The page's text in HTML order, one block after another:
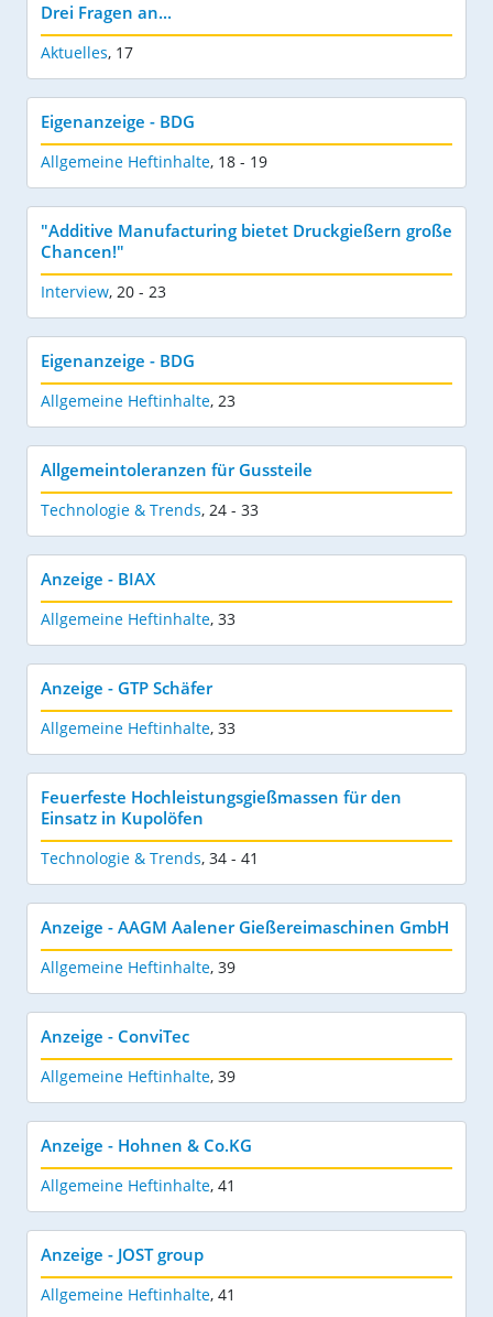
Drei Fragen an...
Aktuelles, 17
Eigenanzeige - BDG
Allgemeine Heftinhalte, 18 - 19
"Additive Manufacturing bietet Druckgießern große
Chancen!"
Interview, 20 - 23
Eigenanzeige - BDG
Allgemeine Heftinhalte, 23
Allgemeintoleranzen für Gussteile
Technologie & Trends, 24 - 33
Anzeige - BIAX
Allgemeine Heftinhalte, 33
Anzeige - GTP Schäfer
Allgemeine Heftinhalte, 33
Feuerfeste Hochleistungsgießmassen für den
Einsatz in Kupolöfen
Technologie & Trends, 34 - 41
Anzeige - AAGM Aalener Gießereimaschinen GmbH
Allgemeine Heftinhalte, 39
Anzeige - ConviTec
Allgemeine Heftinhalte, 39
Anzeige - Hohnen & Co.KG
Allgemeine Heftinhalte, 41
Anzeige - JOST group
Allgemeine Heftinhalte, 41